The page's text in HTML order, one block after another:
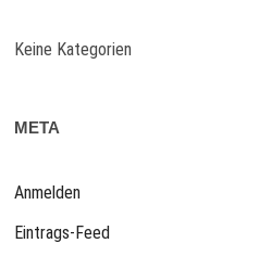
Keine Kategorien
META
Anmelden
Eintrags-Feed